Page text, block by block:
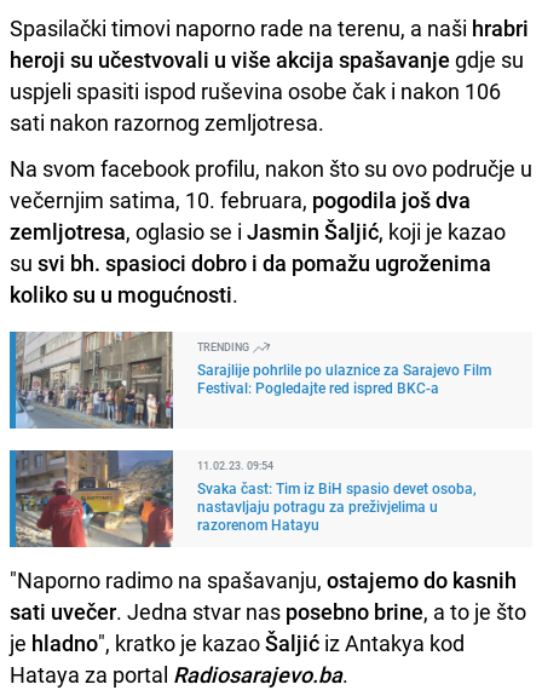
Spasilački timovi naporno rade na terenu, a naši hrabri
heroji su učestvovali u više akcija spašavanje gdje su
uspjeli spasiti ispod ruševina osobe čak i nakon 106
sati nakon razornog zemljotresa.
Na svom facebook profilu, nakon što su ovo područje u
večernjim satima, 10. februara, pogodila još dva
zemljotresa, oglasio se i Jasmin Šaljić, koji je kazao
su svi bh. spasioci dobro i da pomažu ugroženima
koliko su u mogućnosti.
TRENDING
Sarajlije pohrlile po ulaznice za Sarajevo Film
Festival: Pogledajte red ispred BKC-a
11.02.23. 09:54
Svaka čast: Tim iz BiH spasio devet osoba,
nastavljaju potragu za preživjelima u
razorenom Hatayu
"Naporno radimo na spašavanju, ostajemo do kasnih
sati uvečer. Jedna stvar nas posebno brine, a to je što
je hladno", kratko je kazaoŠaljić iz Antakya kod
Hataya za portal Radiosarajevo.ba.